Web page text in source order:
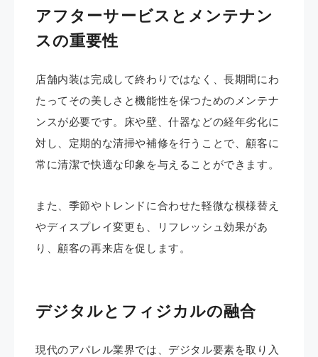
アフターサービスとメンテナン
スの重要性
店舗内装は完成して終わりではなく、長期間にわ
たってその美しさと機能性を保つためのメンテナ
ンスが必要です。床や壁、什器などの経年劣化に
対し、定期的な清掃や補修を行うことで、顧客に
常に清潔で快適な印象を与えることができます。
また、季節やトレンドに合わせた軽微な模様替え
やディスプレイ変更も、リフレッシュ効果があ
り、顧客の再来店を促します。
デジタルとフィジカルの融合
現代のアパレル業界では、デジタル要素を取り入